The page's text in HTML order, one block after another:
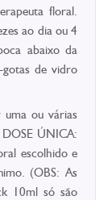
floral.
ao dia ou 4
abaixo da
de vidro
uma ou várias
ÚNICA:
escolhido e
(OBS: As
10ml só são